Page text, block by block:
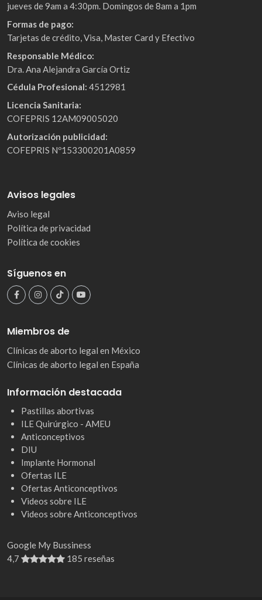
jueves de 9am a 4:30pm. Domingos de 8am a 1pm
Formas de pago:
Tarjetas de crédito, Visa, Master Card y Efectivo
Responsable Médico:
Dra. Ana Alejandra García Ortiz
Cédula Profesional: 4512981
Licencia Sanitaria:
COFEPRIS 12AM09005020
Autorización publicidad:
COFEPRIS Nº153300201A0859
Avisos legales
Aviso legal
Política de privacidad
Política de cookies
Síguenos en
Miembros de
Clínicas de aborto legal en México
Clínicas de aborto legal en España
Información destacada
Pastillas abortivas
ILE Quirúrgico - AMEU
Anticonceptivos
DIU
Implante Hormonal
Ofertas ILE
Ofertas Anticonceptivos
Videos sobre ILE
Videos sobre Anticonceptivos
Google My Bussiness
4,7
185 reseñas